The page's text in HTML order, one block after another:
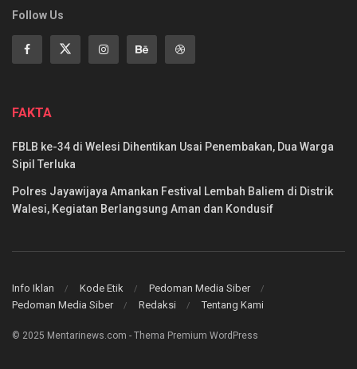
Follow Us
FAKTA
FBLB ke-34 di Welesi Dihentikan Usai Penembakan, Dua Warga
Sipil Terluka
Polres Jayawijaya Amankan Festival Lembah Baliem di Distrik
Walesi, Kegiatan Berlangsung Aman dan Kondusif
Info Iklan Kode Etik
Pedoman Media Siber
Pedoman Media Siber
Redaksi Tentang Kami
© 2025 Mentarinews.com - Thema Premium WordPress